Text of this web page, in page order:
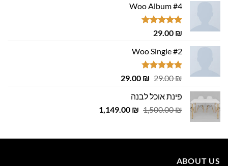
Woo Album #4
דורג5.00
29.00 ₪
Woo Single #2
דורג4.75
29.00₪
המחיר
היה:
29.00 ₪.
29.00 ₪
המחיר
29.00 ₪.
פינת אוכל לבנה
1,500.00₪
המחיר
1,500.00 ₪.
1,149.00 ₪
המחיר
1,149.00 ₪.
ABOUT US